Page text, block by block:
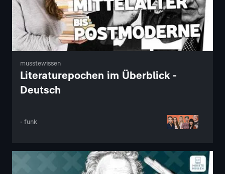
musstewissen
Literaturepochen im Überblick -
Deutsch
· funk